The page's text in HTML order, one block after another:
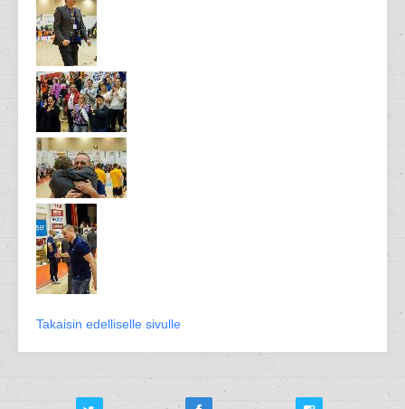
Takaisin edelliselle sivulle